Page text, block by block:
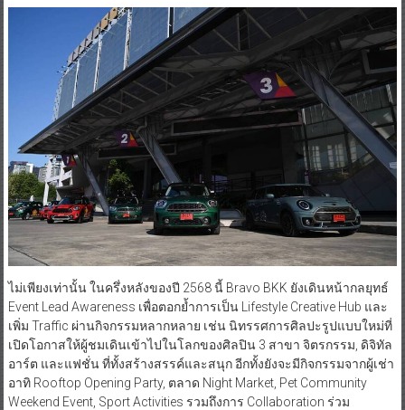
ไม่เพียงเท่านั้น ในครึ่งหลังของปี 2568 นี้ Bravo BKK ยังเดินหน้ากลยุทธ์
Event Lead Awareness เพื่อตอกย้ำการเป็น Lifestyle Creative Hub และ
เพิ่ม Traffic ผ่านกิจกรรมหลากหลาย เช่น นิทรรศการศิลปะรูปแบบใหม่ที่
เปิดโอกาสให้ผู้ชมเดินเข้าไปในโลกของศิลปิน 3 สาขา จิตรกรรม, ดิจิทัล
อาร์ต และแฟชั่น ที่ทั้งสร้างสรรค์และสนุก อีกทั้งยังจะมีกิจกรรมจากผู้เช่า
อาทิ Rooftop Opening Party, ตลาด Night Market, Pet Community
Weekend Event, Sport Activities รวมถึงการ Collaboration ร่วม